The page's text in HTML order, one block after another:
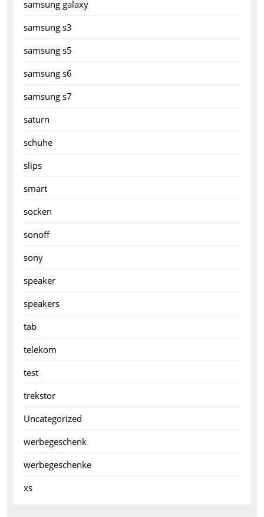
samsung galaxy
samsung s3
samsung s5
samsung s6
samsung s7
saturn
schuhe
slips
smart
socken
sonoff
sony
speaker
speakers
tab
telekom
test
trekstor
Uncategorized
werbegeschenk
werbegeschenke
xs